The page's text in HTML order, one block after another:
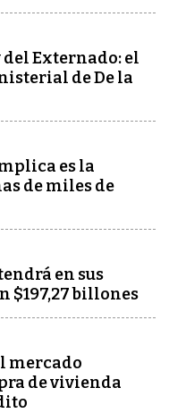
del Externado: el
de De la
es la
de miles de
en sus
$197,27 billones
mercado
de vivienda